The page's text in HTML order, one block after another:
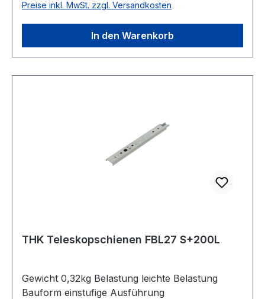
Preise inkl. MwSt. zzgl. Versandkosten
In den Warenkorb
THK Teleskopschienen FBL27 S+200L
Gewicht 0,32kg Belastung leichte Belastung
Bauform einstufige Ausführung